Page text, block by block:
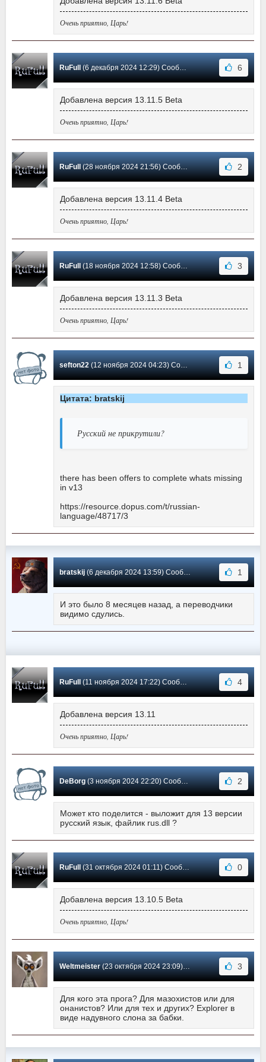
Очень приятно, Царь!
RuFull(6 декабря 2024 12:29) Сообщение #482 6
Добавлена версия 13.11.5 Beta
Очень приятно, Царь!
RuFull(28 ноября 2024 21:56) Сообщение #481 2
Добавлена версия 13.11.4 Beta
Очень приятно, Царь!
RuFull(18 ноября 2024 12:58) Сообщение #480 3
Добавлена версия 13.11.3 Beta
Очень приятно, Царь!
sefton22(12 ноября 2024 04:23) Сообщение #479 1
Цитата: bratskij
Русский не прикрутили?
there has been offers to complete whats missing
in v13
https://resource.dopus.com/t/russian-
language/48717/3
bratskij(6 декабря 2024 13:59) Сообщение #478 1
И это было 8 месяцев назад, а переводчики
видимо сдулись.
RuFull(11 ноября 2024 17:22) Сообщение #477 4
Добавлена версия 13.11
Очень приятно, Царь!
DeBorg(3 ноября 2024 22:20) Сообщение #476 2
Может кто поделится - выложит для 13 версии
русский язык, файлик rus.dll ?
RuFull(31 октября 2024 01:11) Сообщение #475 0
Добавлена версия 13.10.5 Beta
Очень приятно, Царь!
Weltmeister(23 октября 2024 23:09) Сообщение #474 3
Для кого эта прога? Для мазохистов или для
онанистов? Или для тех и других? Explorer в
виде надувного слона за бабки.